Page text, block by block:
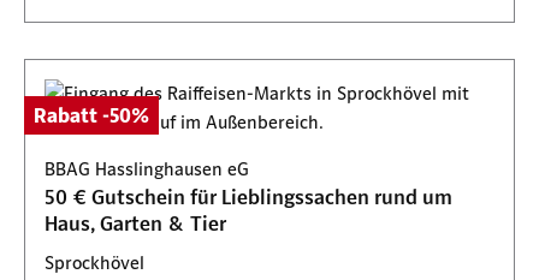
Rabatt -50%
BBAG Hasslinghausen eG
50 € Gutschein für Lieblingssachen rund um
Haus, Garten & Tier
Sprockhövel